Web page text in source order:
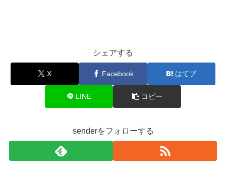
シェアする
X Facebook はてブ
LINE コピー
senderをフォローする